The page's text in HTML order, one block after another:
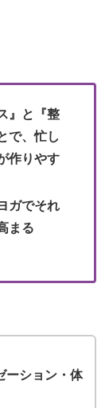
』と『整
で、忙し
作りやす
ガでそれ
まる
ーション・体